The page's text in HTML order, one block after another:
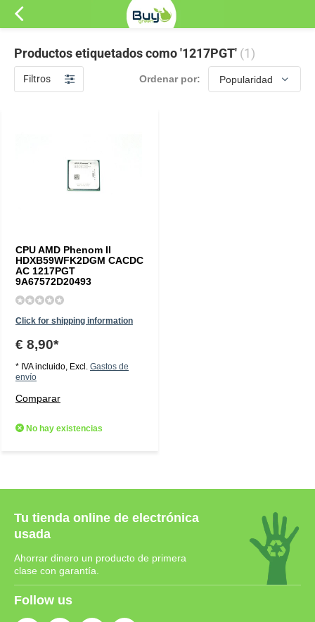
Productos etiquetados como '1217PGT' (1)
Filtros Ordenar por:
CPU AMD Phenom II
HDXB59WFK2DGM CACDC
AC 1217PGT
9A67572D20493
Click for shipping information
€ 8,90*
* IVA incluido, Excl. Gastos de
envío
Comparar
No hay existencias
Tu tienda online de electrónica
usada
Ahorrar dinero un producto de primera
clase con garantía.
Follow us